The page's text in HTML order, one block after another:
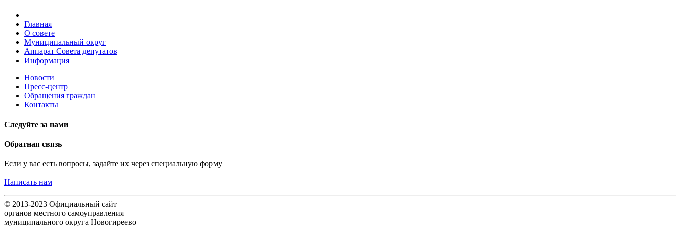
Главная
О совете
Муниципальный округ
Аппарат Совета депутатов
Информация
Новости
Пресс-центр
Обращения граждан
Контакты
Следуйте за нами
Обратная связь
Если у вас есть вопросы, задайте их через специальную форму
Написать нам
© 2013-2023 Официальный сайт
органов местного самоуправления
муниципального округа Новогиреево